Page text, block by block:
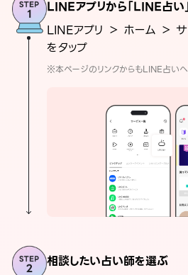
LINEアプリから「LINE占い
LINEアプリ ＞ ホーム ＞
をタップ
※本ページのリンクからもLINE占い
相談したい占い師を選ぶ